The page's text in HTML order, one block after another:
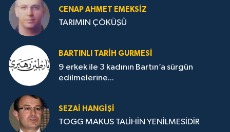
CENAP AHMET EMEKSİZ
TARIMIN ÇÖKÜŞÜ
BARTINLI TARIH GURMESI
9 erkek ile 3 kadının Bartın’a sürgün
edilmelerine...
SEZAI HANGİŞİ
TOGG MAKUS TALİHİN YENİLMESİDİR